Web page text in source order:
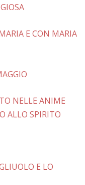
E CON MARIA
NELLE ANIME
ALLO SPIRITO
E LO